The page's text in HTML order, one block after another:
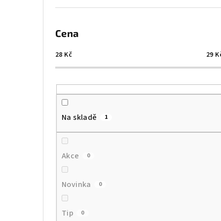
Cena
28 Kč 29
Na skladě 1
Akce 0
Novinka 0
Tip 0